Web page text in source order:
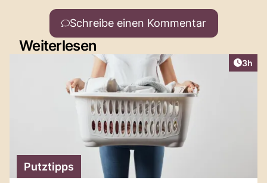
Schreibe einen Kommentar
Weiterlesen
3h
Putztipps